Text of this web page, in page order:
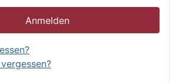
Anmelden